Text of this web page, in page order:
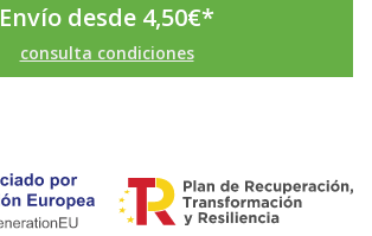
Envío desde 4,50€*
consulta condiciones